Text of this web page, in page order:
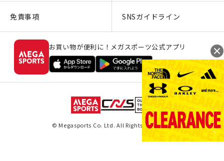
免責事項 SNSガイドライン
お買い物が便利に！メガスポーツ公式アプリ
© Megasports Co. Ltd. All Rights Reserved.